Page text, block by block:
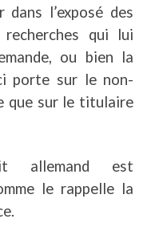
l’exposé des
qui lui
ou bien la
porte sur le non-
que sur le titulaire
allemand est
le rappelle la